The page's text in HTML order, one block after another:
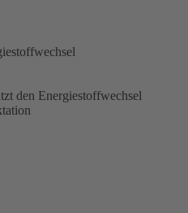
den Energiestoffwechsel